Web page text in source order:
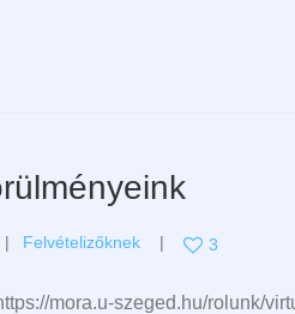
Felvételizőknek 3
mora.u-szeged.hu/rolunk/